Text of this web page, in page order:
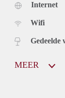
Internet
Wifi
Gedeelde
MEER